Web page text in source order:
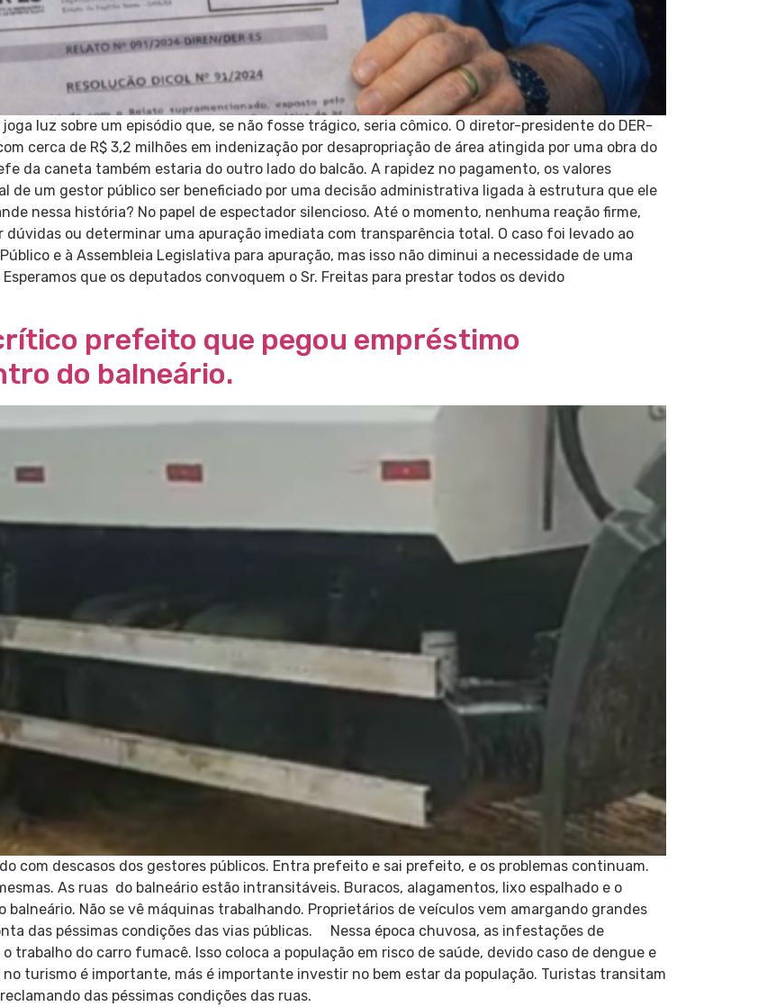
luz sobre um episódio que, se não fosse trágico, seria cômico. O diretor-presidente do DER-
cerca de R$ 3,2 milhões em indenização por desapropriação de área atingida por uma obra do
da caneta também estaria do outro lado do balcão. A rapidez no pagamento, os valores
de um gestor público ser beneficiado por uma decisão administrativa ligada à estrutura que ele
nessa história? No papel de espectador silencioso. Até o momento, nenhuma reação firme,
ou determinar uma apuração imediata com transparência total. O caso foi levado ao
e à Assembleia Legislativa para apuração, mas isso não diminui a necessidade de uma
que os deputados convoquem o Sr. Freitas para prestar todos os devido
prefeito que pegou empréstimo
do balneário.
com descasos dos gestores públicos. Entra prefeito e sai prefeito, e os problemas continuam.
As ruas do balneário estão intransitáveis. Buracos, alagamentos, lixo espalhado e o
Não se vê máquinas trabalhando. Proprietários de veículos vem amargando grandes
das péssimas condições das vias públicas. Nessa época chuvosa, as infestações de
trabalho do carro fumacê. Isso coloca a população em risco de saúde, devido caso de dengue e
turismo é importante, más é importante investir no bem estar da população. Turistas transitam
das péssimas condições das ruas.